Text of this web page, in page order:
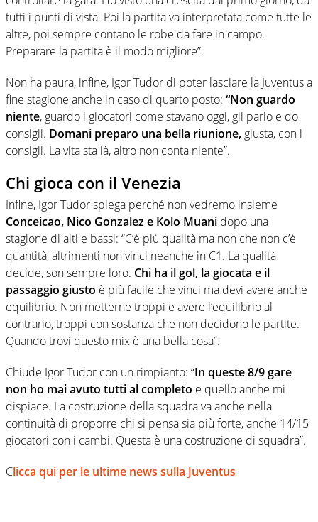
tutti i punti di vista. Poi la partita va interpretata come tutte le
altre, poi sempre contano le robe da fare in campo.
Preparare la partita è il modo migliore”.
Non ha paura, infine, Igor Tudor di poter lasciare la Juventus a
fine stagione anche in caso di quarto posto: “Non guardo
niente, guardo i giocatori come stavano oggi, gli parlo e do
consigli. Domani preparo una bella riunione, giusta, con i
consigli. La vita sta là, altro non conta niente”.
Chi gioca con il Venezia
Infine, Igor Tudor spiega perché non vedremo insieme
Conceicao, Nico Gonzalez e Kolo Muani dopo una
stagione di alti e bassi: “C’è più qualità ma non che non c’è
quantità, altrimenti non vinci neanche in C1. La qualità
decide, son sempre loro. Chi ha il gol, la giocata e il
passaggio giusto è più facile che vinci ma devi avere anche
equilibrio. Non metterne troppi e avere l’equilibrio al
contrario, troppi con sostanza che non decidono le partite.
Quando trovi questo mix è una bella cosa”.
Chiude Igor Tudor con un rimpianto: “In queste 8/9 gare
non ho mai avuto tutti al completo e quello anche mi
dispiace. La costruzione della squadra va anche nella
continuità di proporre chi si pensa sia più forte, anche 14/15
giocatori con i cambi. Questa è una costruzione di squadra”.
Clicca qui per le ultime news sulla Juventus